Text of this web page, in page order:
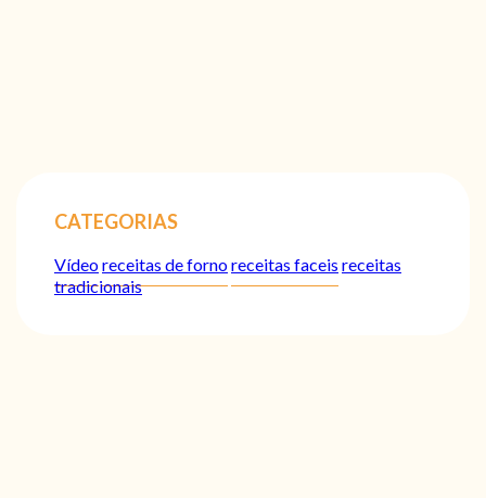
CATEGORIAS
Vídeoreceitas de fornoreceitas faceis receitas
tradicionais